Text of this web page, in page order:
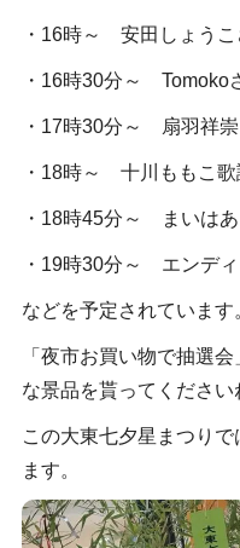
・16時～ 安田しょう
・16時30分～ Tomoko
・17時30分～ 扇羽祥
・18時～ 十川ももこ歌
・18時45分～ まいは
・19時30分～ エンデ
などを予定されています
「夜市お買い物で抽選
な景品を貰ってください
この大東七夕星まつり
ます。